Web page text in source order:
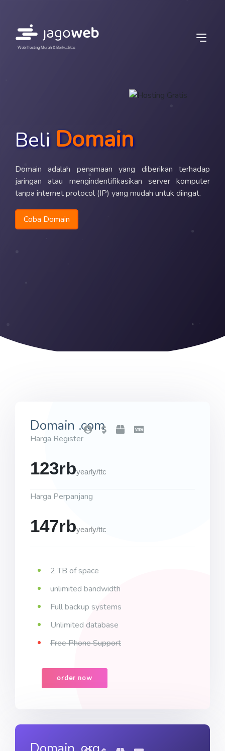
Web Hosting Murah & Berkualitas
Beli Domain
Domain adalah penamaan yang diberikan terhadap
jaringan atau mengindentifikasikan server komputer
tanpa internet protocol (IP) yang mudah untuk diingat.
Coba Domain
Domain .com
Harga Register
123rbyearly/ttc
Harga Perpanjang
147rbyearly/ttc
2 TB of space
unlimited bandwidth
Full backup systems
Unlimited database
Free Phone Support
order now